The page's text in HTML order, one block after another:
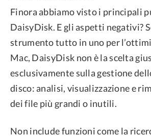
Finora abbiamo visto i principali
DaisyDisk. E gli aspetti negativi?
strumento tutto in uno per
Mac, DaisyDisk non è la scelta
esclusivamente sulla gestione
disco: analisi, visualizzazione e
dei file più grandi o inutili.
Non include funzioni come la